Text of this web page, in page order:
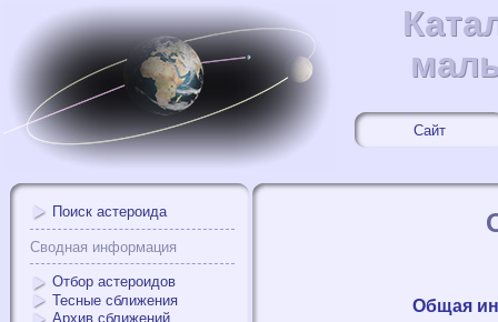
Сайт
Поиск астероида
Сводная информация
Отбор астероидов
Тесные сближения
Архив сближений
Общая